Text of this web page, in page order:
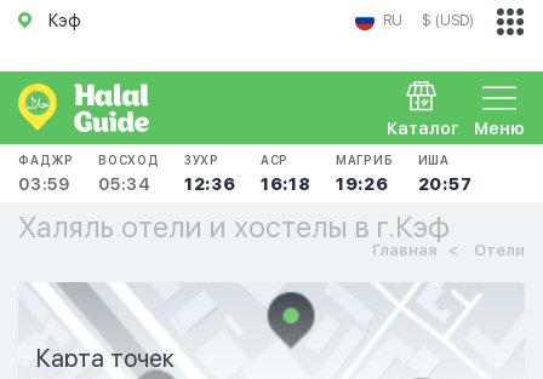
Кэф RU $ (USD)
Меню
Каталог
ФАДЖР
03:59
ВОСХОД
05:34
ЗУХР
12:36
АСР
16:18
МАГРИБ
19:26
ИША
20:57
Халяль отели и хостелы в г.Кэф
Главная Отели
Карта точек